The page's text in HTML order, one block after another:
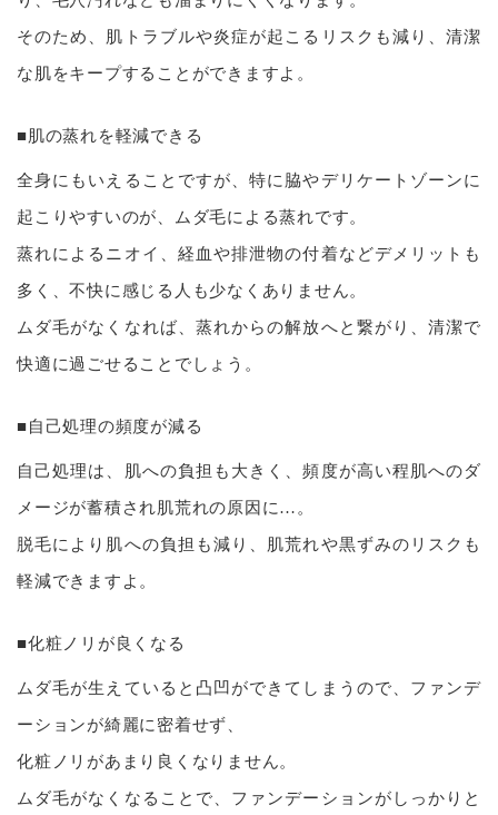
そのため、肌トラブルや炎症が起こるリスクも減り、清潔
な肌をキープすることができますよ。
■肌の蒸れを軽減できる
全身にもいえることですが、特に脇やデリケートゾーンに
起こりやすいのが、ムダ毛による蒸れです。
蒸れによるニオイ、経血や排泄物の付着などデメリットも
多く、不快に感じる人も少なくありません。
ムダ毛がなくなれば、蒸れからの解放へと繋がり、清潔で
快適に過ごせることでしょう。
■自己処理の頻度が減る
自己処理は、肌への負担も大きく、頻度が高い程肌へのダ
メージが蓄積され肌荒れの原因に…。
脱毛により肌への負担も減り、肌荒れや黒ずみのリスクも
軽減できますよ。
■化粧ノリが良くなる
ムダ毛が生えていると凸凹ができてしまうので、ファンデ
ーションが綺麗に密着せず、
化粧ノリがあまり良くなりません。
ムダ毛がなくなることで、ファンデーションがしっかりと